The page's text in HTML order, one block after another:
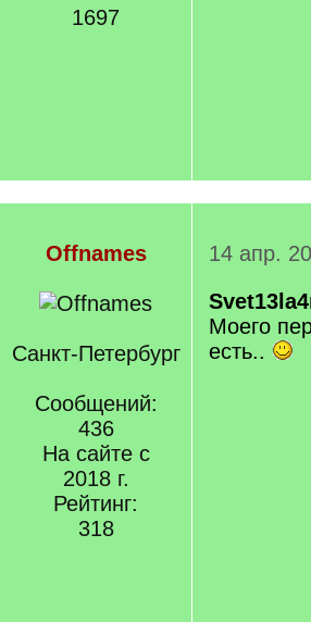
1697
Offnames
Санкт-Петербург
Сообщений:
436
На сайте с
2018 г.
Рейтинг:
318
14 апр.
Моего
есть..